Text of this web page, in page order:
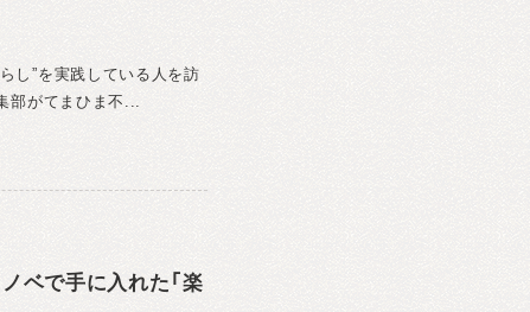
し”を実践している人を訪
部がてまひま不...
ベで手に入れた「楽